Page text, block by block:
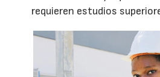
requieren estudios